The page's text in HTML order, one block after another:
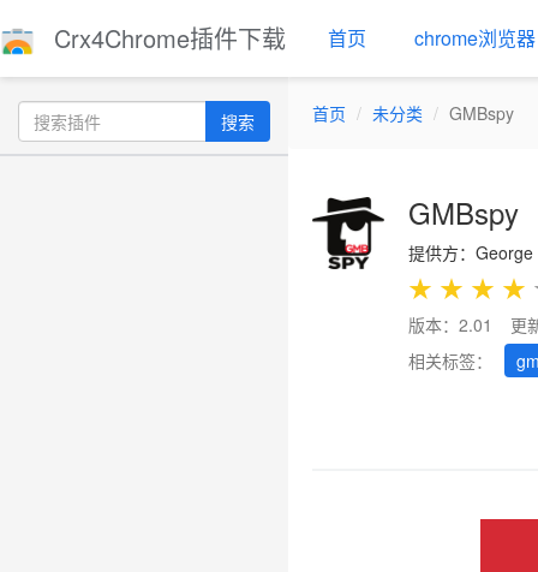
Crx4Chrome插件下载 首页 chrome浏览器
搜索 首页 未分类 GMBspy
GMBspy
提供方：
★ ★ ★ ★
版本：2.01
更
相关标签：